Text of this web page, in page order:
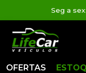
Seg a
OFERTAS